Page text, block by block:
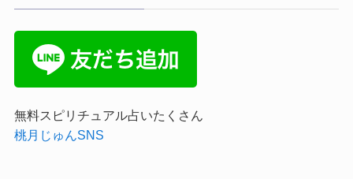
無料スピリチュアル占いたくさん
桃月じゅんSNS